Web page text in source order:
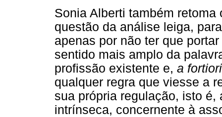
Sonia Alberti também
questão da análise leiga,
apenas por não ter que
sentido mais amplo da
profissão existente e, a
qualquer regra que viesse a
sua própria regulação, isto
intrínseca, concernente à